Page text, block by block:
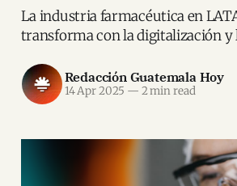
La industria farmacéutica en
transforma con la digitalización y
Redacción Guatemala Hoy
14 Apr 2025 — 2 min read